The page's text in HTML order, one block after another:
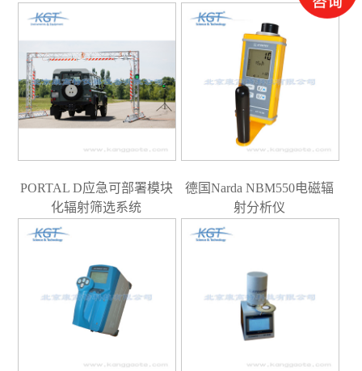
PORTAL D应急可部署模块
化辐射筛选系统
德国Narda NBM550电磁辐
射分析仪